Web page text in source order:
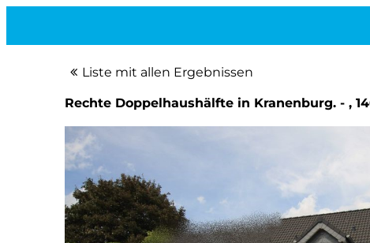
Liste mit allen Ergebnissen
Rechte Doppelhaushälfte in Kranenburg. - ,